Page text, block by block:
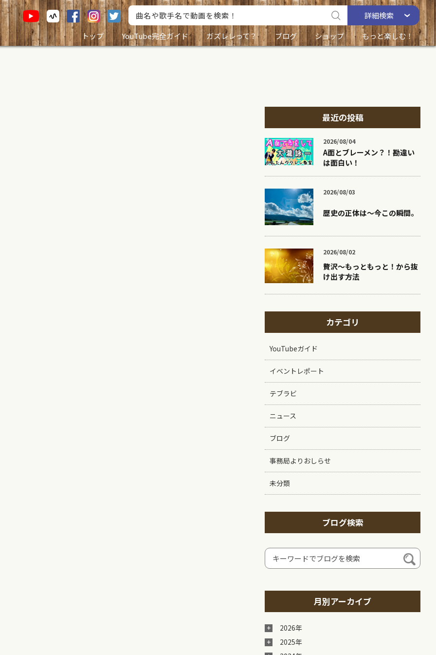
詳細検索
トップ
YouTube完全ガイド ガズレレって？ ブログ ショップ もっと楽しむ！
最近の投稿
2026/08/04
A面とブレーメン？！勘違い
は面白い！
2026/08/03
歴史の正体は〜今この瞬間。
2026/08/02
贅沢〜もっともっと！から抜
け出す方法
カテゴリ
YouTubeガイド
イベントレポート
テブラビ
ニュース
ブログ
事務局よりおしらせ
未分類
ブログ検索
月別アーカイブ
2026年
2025年